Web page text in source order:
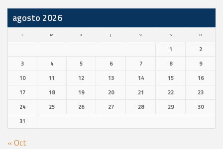
agosto 2026
L M X J V S D
1
2
3
4 5 6 7 8
9
10
11 12 13 14 15
16
17
18 19 20 21 22
23
24
25 26 27 28 29
30
31
« Oct